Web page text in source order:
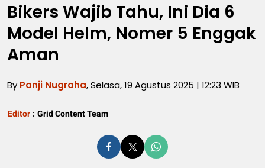
Bikers Wajib Tahu, Ini Dia 6
Model Helm, Nomer 5 Enggak
Aman
By Panji Nugraha, Selasa, 19 Agustus 2025 | 12:23 WIB
Editor : Grid Content Team